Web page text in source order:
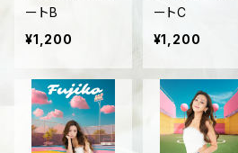
ートB
¥1,200
ートC
¥1,200